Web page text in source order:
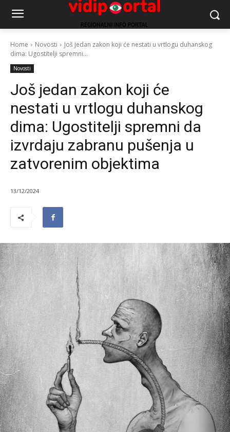
Home Novosti
Još jedan zakon koji će nestati u vrtlogu duhanskog
dima: Ugostitelji spremni...
Novosti
Još jedan zakon koji će
nestati u vrtlogu duhanskog
dima: Ugostitelji spremni da
izvrdaju zabranu pušenja u
zatvorenim objektima
13/12/2024